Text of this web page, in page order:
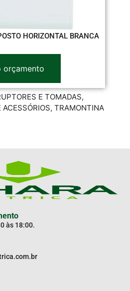
HORIZONTAL BRANCA
orçamento
E TOMADAS,
ACESSÓRIOS, TRAMONTINA
às 18:00.